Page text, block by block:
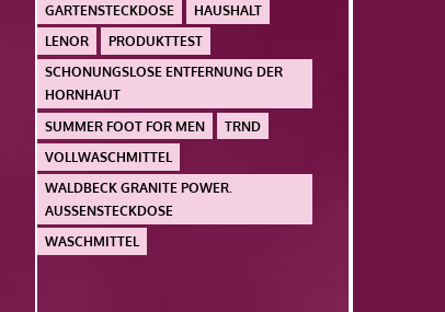
GARTENSTECKDOSE
HAUSHALT
LENOR
PRODUKTTEST
SCHONUNGSLOSE ENTFERNUNG DER
HORNHAUT
SUMMER FOOT FOR MEN
TRND
VOLLWASCHMITTEL
WALDBECK GRANITE POWER.
AUSSENSTECKDOSE
WASCHMITTEL